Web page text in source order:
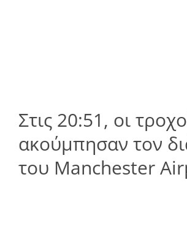
Στις 20:51, οι
ακούμπησαν τον
του Manchester